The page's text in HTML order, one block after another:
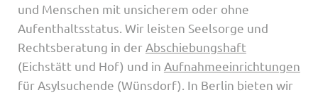
und Menschen mit unsicherem oder ohne
Aufenthaltsstatus. Wir leisten Seelsorge und
Rechtsberatung in der Abschiebungshaft
(Eichstätt und Hof) und in Aufnahmeeinrichtungen
für Asylsuchende (Wünsdorf). In Berlin bieten wir